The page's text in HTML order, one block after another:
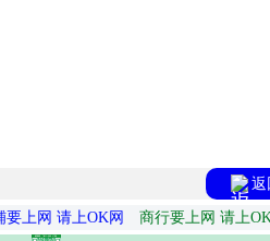
返
要上网 请上OK网 商行要上网 请上